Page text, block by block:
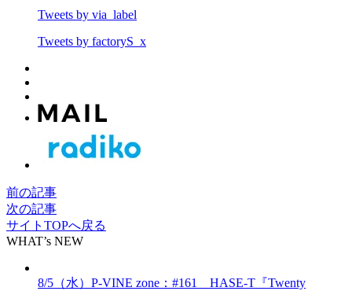
Tweets by via_label
Tweets by factoryS_x
前の記事
次の記事
サイトTOPへ戻る
WHAT’s NEW
8/5（水）P-VINE zone：#161 HASE-T『Twenty